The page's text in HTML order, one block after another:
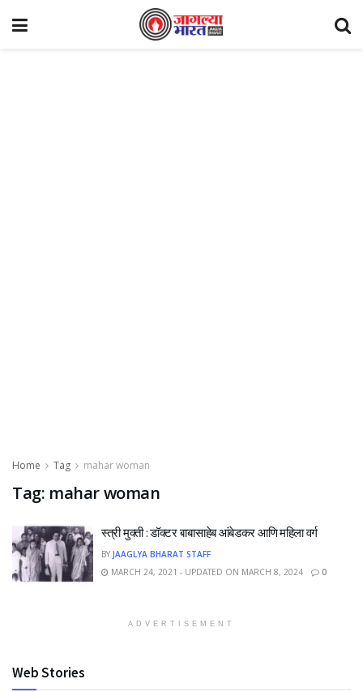
Home Tag mahar woman
Tag: mahar woman
स्त्री मुक्ती : डॉक्टर बाबासाहेब आंबेडकर आणि महिला वर्ग
BY JAAGLYA BHARAT STAFF
MARCH 24, 2021 - UPDATED ON MARCH 8, 2024
0
ADVERTISEMENT
Web Stories